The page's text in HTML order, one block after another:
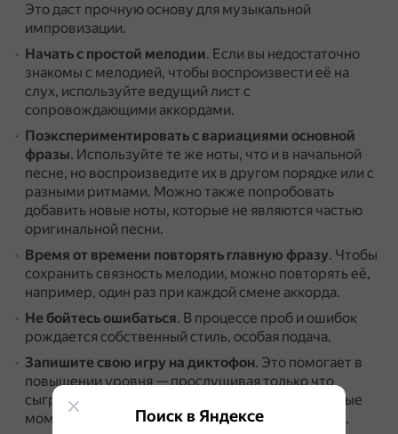
Это даст прочную основу для музыкальной
импровизации.
Начать с простой мелодии. Если вы недостаточно
знакомы с мелодией, чтобы воспроизвести её на
слух, используйте ведущий лист с
сопровождающими аккордами.
Поэкспериментировать с вариациями основной
фразы. Используйте те же ноты, что и в начальной
песне, но воспроизведите их в другом порядке или с
разными ритмами. Можно также попробовать
добавить новые ноты, которые не являются частью
оригинальной песни.
Время от времени повторять главную фразу. Чтобы
сохранить связность мелодии, можно повторять её,
например, один раз при каждой смене аккорда.
Не бойтесь ошибаться. В процессе проб и ошибок
рождается собственный стиль, особая подача.
Запишите свою игру на диктофон. Это помогает в
повышении уровня — прослушивая только что
сыгранные фрагменты, можно подметить удачные
моменты, развивая и дополняя их в дальнейшем.
Поиск в Яндексе